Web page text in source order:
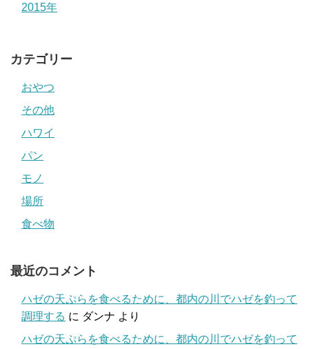
2015年
カテゴリー
おやつ
その他
ハワイ
パン
モノ
場所
食べ物
最近のコメント
ハゼの天ぷらを食べるために、都内の川でハゼを釣って
調理する に ダンナ より
ハゼの天ぷらを食べるために、都内の川でハゼを釣って